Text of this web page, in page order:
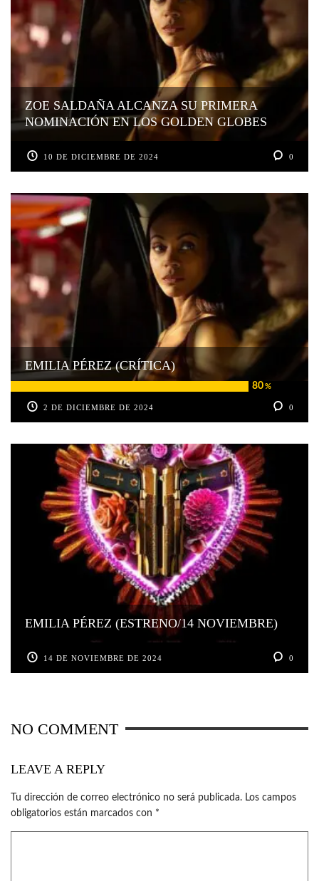
ZOE SALDAÑA ALCANZA SU PRIMERA
NOMINACIÓN EN LOS GOLDEN GLOBES
10 DE DICIEMBRE DE 2024 0
80%
EMILIA PÉREZ (CRÍTICA)
2 DE DICIEMBRE DE 2024 0
EMILIA PÉREZ (ESTRENO/14 NOVIEMBRE)
14 DE NOVIEMBRE DE 2024 0
NO COMMENT
LEAVE A REPLY
Tu dirección de correo electrónico no será publicada. Los campos
obligatorios están marcados con *